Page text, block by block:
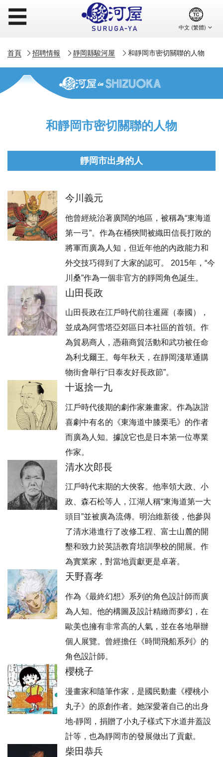
☰
首頁 招聘情報 靜岡縣駿河屋 和靜岡市密切關聯的人物
和靜岡市密切關聯的人物
靜岡市出身的人
今川義元
他曾經統治著廣闊的地區，被稱為“東海道
第一弓”。作為在桶狹間被織田信長打敗的
將軍而廣為人知，但近年他的內政能力和
外交技巧得到了大家的認可。 2015年，“今
川桑”作為一個非官方的靜岡角色誕生。
山田長政
山田長政在江戶時代前往暹羅（泰國），
並成為阿雪塔亞郊區日本社區的首領。作
為貿易商人，憑藉商貿活動和武功被任命
為利戈爾王。每年秋天，在靜岡淺草通購
物街會舉行“日泰友好長政節”。
十返捨一九
江戶時代後期的劇作家兼畫家。作為詼諧
喜劇中有名的《東海道中膝栗毛》的作者
而廣為人知。據說它也是日本第一位專業
作家。
清水次郎長
江戶時代末期的大俠客。他率領大政、小
政、森石松等人，江湖人稱“東海道第一大
頭目”並被廣為流傳。明治維新後，他參與
了清水港進行了改修工程、富士山麓的開
墾和致力於英語教育培訓學校的開展。作
為實業家，對當地貢獻更是卓著。
天野喜孝
作為《最終幻想》系列的角色設計師而廣
為人知。他的構圖及設計精緻而夢幻，在
歐美也擁有非常高的人氣，並在各地舉辦
個人展覽。曾經擔任《時間飛船系列》的
角色設計師。
櫻桃子
漫畫家和隨筆作家，是國民動畫《櫻桃小
丸子》的原創作者。她深愛著自己的出身
地-靜岡，捐贈了小丸子樣式下水道井蓋設
計等，也為靜岡市的發展做出了貢獻。
柴田恭兵